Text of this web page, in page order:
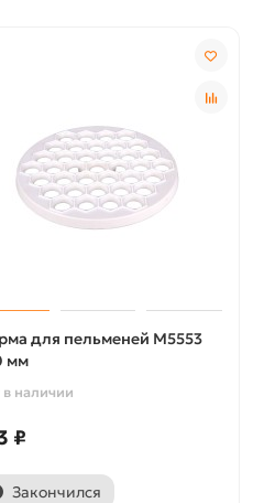
для пельменей М5553
мм
в наличии
₽
Закончился